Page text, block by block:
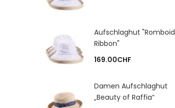
Aufschlaghut "Romboid
Ribbon"
169.00CHF
Damen Aufschlaghut
„Beauty of Raffia“